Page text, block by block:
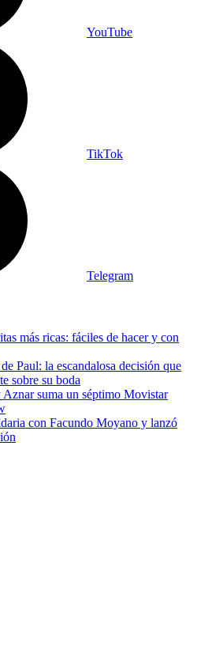
YouTube
TikTok
Telegram
más ricas: fáciles de hacer y con
Paul: la escandalosa decisión que
sobre su boda
suma un séptimo Movistar
con Facundo Moyano y lanzó